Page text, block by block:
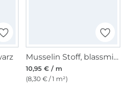
Musselin Stoff, blassmint
10,95 € / m
(8,30 € / 1 m²)